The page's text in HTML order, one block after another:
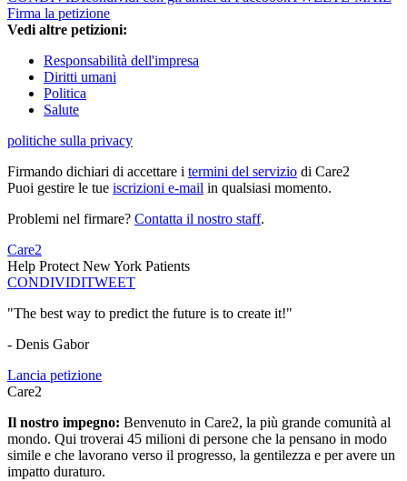
Firma la petizione
Vedi altre petizioni:
Responsabilità dell'impresa
Diritti umani
Politica
Salute
politiche sulla privacy
Firmando dichiari di accettare i termini del servizio di Care2
Puoi gestire le tue iscrizioni e-mail in qualsiasi momento.
Problemi nel firmare? Contatta il nostro staff.
Care2
Help Protect New York Patients
CONDIVIDITWEET
"The best way to predict the future is to create it!"
- Denis Gabor
Lancia petizione
Care2
Il nostro impegno: Benvenuto in Care2, la più grande comunità al
mondo. Qui troverai 45 milioni di persone che la pensano in modo
simile e che lavorano verso il progresso, la gentilezza e per avere un
impatto duraturo.